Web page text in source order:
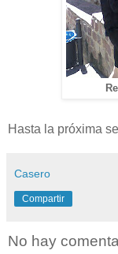
Hasta la próxima
Casero
Compartir
No hay